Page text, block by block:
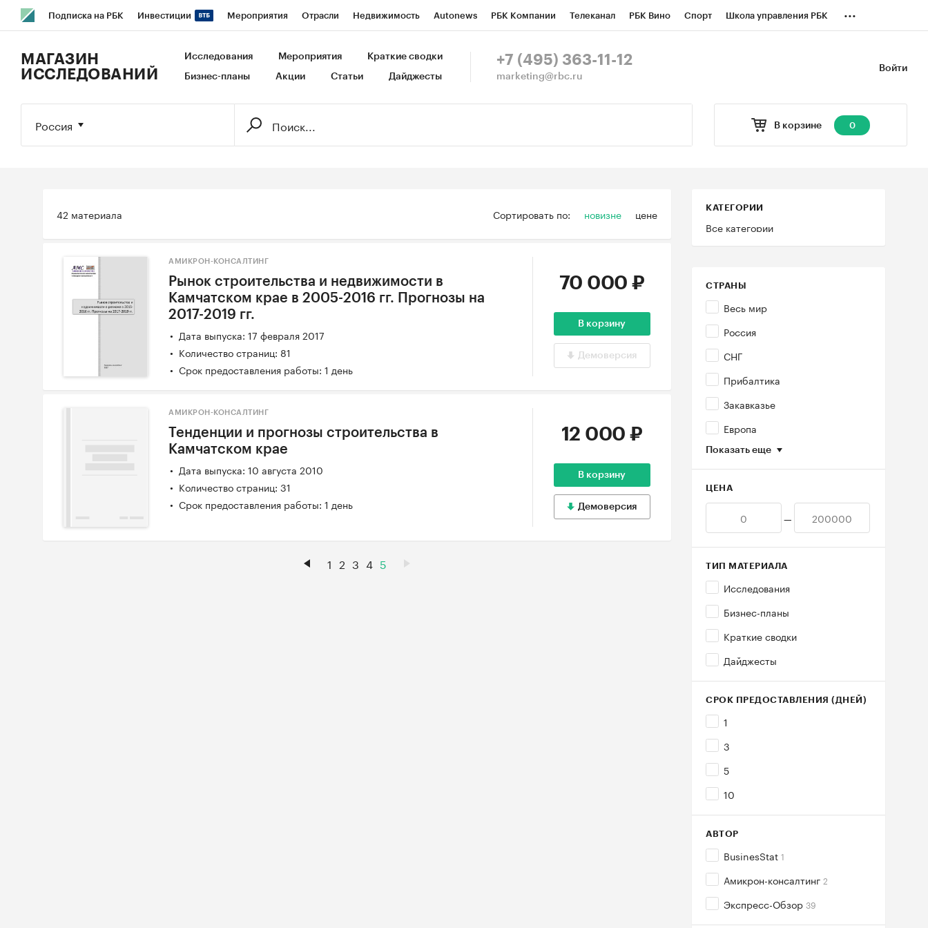
Подписка на РБК Инвестиции Мероприятия Отрасли Недвижимость Autonews РБК Компании Телеканал РБК Вино Спорт Школа управления РБК
Исследования Кредитные рейтинги Франшизы Газета Спецпроекты СПб Конференции СПб Спецпроекты
...
Войти
МАГАЗИН
ИССЛЕДОВАНИЙ
Исследования Мероприятия Краткие сводки
Бизнес-планы Акции Статьи Дайджесты
+7 (495) 363-11-12
marketing@rbc.ru
В корзине 0
Россия
Сортировать по: новизне цене
42 материала КАТЕГОРИИ
Все категории
СТРАНЫ
Весь мир
Россия
СНГ
Прибалтика
Закавказье
Европа
Показать еще
ЦЕНА
—
ТИП МАТЕРИАЛА
Исследования
Бизнес-планы
Краткие сводки
Дайджесты
СРОК ПРЕДОСТАВЛЕНИЯ (ДНЕЙ)
1
3
5
10
АВТОР
BusinesStat 1
Амикрон-консалтинг 2
Экспресс-Обзор 39
АМИКРОН-КОНСАЛТИНГ
Рынок строительства и недвижимости в
Камчатском крае в 2005-2016 гг. Прогнозы на
2017-2019 гг.
Дата выпуска: 17 февраля 2017
Количество страниц: 81
Срок предоставления работы: 1 день
70 000 ₽
В корзину
Демоверсия
АМИКРОН-КОНСАЛТИНГ
Тенденции и прогнозы строительства в
Камчатском крае
Дата выпуска: 10 августа 2010
Количество страниц: 31
Срок предоставления работы: 1 день
12 000 ₽
В корзину
Демоверсия
1 2 3 4 5